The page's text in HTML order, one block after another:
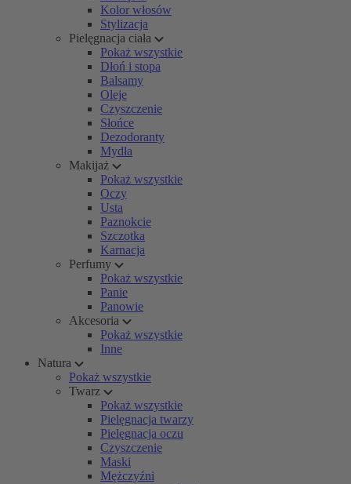
Kolor włosów
Stylizacja
Pielęgnacja ciała
Pokaż wszystkie
Dłoń i stopa
Balsamy
Oleje
Czyszczenie
Słońce
Dezodoranty
Mydła
Makijaż
Pokaż wszystkie
Oczy
Usta
Paznokcie
Szczotka
Karnacja
Perfumy
Pokaż wszystkie
Panie
Panowie
Akcesoria
Pokaż wszystkie
Inne
Natura
Pokaż wszystkie
Twarz
Pokaż wszystkie
Pielęgnacja twarzy
Pielęgnacja oczu
Czyszczenie
Maski
Mężczyźni